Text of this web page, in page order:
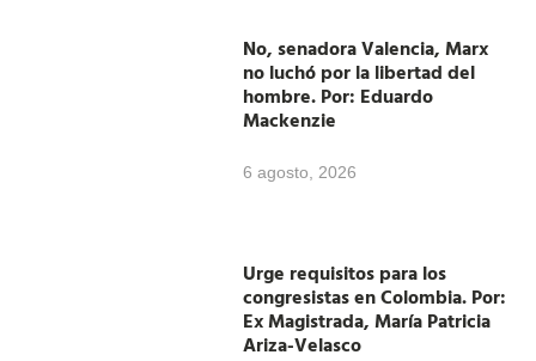
No, senadora Valencia, Marx
no luchó por la libertad del
hombre. Por: Eduardo
Mackenzie
6 agosto, 2026
Urge requisitos para los
congresistas en Colombia. Por:
Ex Magistrada, María Patricia
Ariza-Velasco